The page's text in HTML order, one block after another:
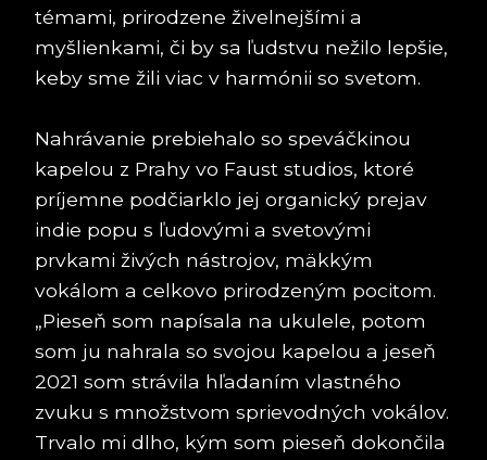
témami, prirodzene živelnejšími a
myšlienkami, či by sa ľudstvu nežilo lepšie,
keby sme žili viac v harmónii so svetom.
Nahrávanie prebiehalo so speváčkinou
kapelou z Prahy vo Faust studios, ktoré
príjemne podčiarklo jej organický prejav
indie popu s ľudovými a svetovými
prvkami živých nástrojov, mäkkým
vokálom a celkovo prirodzeným pocitom.
„Pieseň som napísala na ukulele, potom
som ju nahrala so svojou kapelou a jeseň
2021 som strávila hľadaním vlastného
zvuku s množstvom sprievodných vokálov.
Trvalo mi dlho, kým som pieseň dokončila